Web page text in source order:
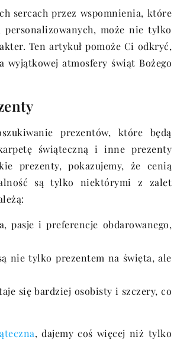
sercach przez wspomnienia, które
może nie tylko
Ten artykuł pomoże Ci odkryć,
atmosfery świąt Bożego
prezentów, które będą
świąteczną i inne prezenty
prezenty, pokazujemy, że cenią
są tylko niektórymi z zalet
pasje i preferencje obdarowanego,
nie tylko prezentem na święta, ale
się bardziej osobisty i szczery, co
, dajemy coś więcej niż tylko